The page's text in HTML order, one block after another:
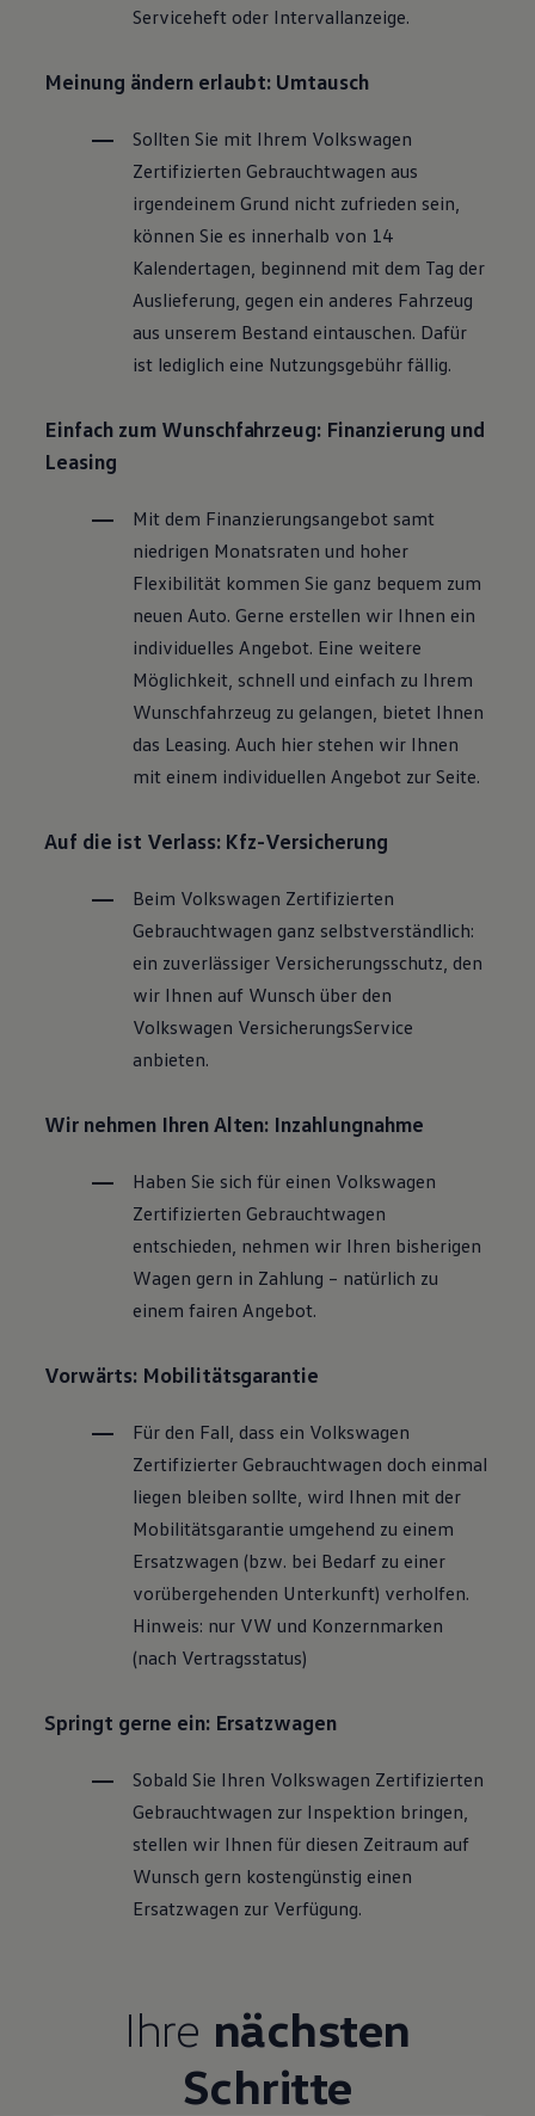
Magazin
Familie
Volkswagen R
Pannen- und Unfallhilfe
Volkswagen Kundenbetreuung
Serviceheft oder Intervallanzeige.
Meinung ändern erlaubt: Umtausch
Sollten Sie mit Ihrem Volkswagen
Zertifizierten Gebrauchtwagen aus
irgendeinem Grund nicht zufrieden sein,
können Sie es innerhalb von 14
Kalendertagen, beginnend mit dem Tag der
Auslieferung, gegen ein anderes Fahrzeug
aus unserem Bestand eintauschen. Dafür
ist lediglich eine Nutzungsgebühr fällig.
Einfach zum Wunschfahrzeug: Finanzierung und
Leasing
Mit dem Finanzierungsangebot samt
niedrigen Monatsraten und hoher
Flexibilität kommen Sie ganz bequem zum
neuen Auto. Gerne erstellen wir Ihnen ein
individuelles Angebot. Eine weitere
Möglichkeit, schnell und einfach zu Ihrem
Wunschfahrzeug zu gelangen, bietet Ihnen
das Leasing. Auch hier stehen wir Ihnen
mit einem individuellen Angebot zur Seite.
Auf die ist Verlass: Kfz-Versicherung
Beim Volkswagen Zertifizierten
Gebrauchtwagen ganz selbstverständlich:
ein zuverlässiger Versicherungsschutz, den
wir Ihnen auf Wunsch über den
Volkswagen VersicherungsService
anbieten.
Wir nehmen Ihren Alten: Inzahlungnahme
Haben Sie sich für einen Volkswagen
Zertifizierten Gebrauchtwagen
entschieden, nehmen wir Ihren bisherigen
Wagen gern in Zahlung – natürlich zu
einem fairen Angebot.
Vorwärts: Mobilitätsgarantie
Für den Fall, dass ein Volkswagen
Zertifizierter Gebrauchtwagen doch einmal
liegen bleiben sollte, wird Ihnen mit der
Mobilitätsgarantie umgehend zu einem
Ersatzwagen (bzw. bei Bedarf zu einer
vorübergehenden Unterkunft) verholfen.
Hinweis: nur VW und Konzernmarken
(nach Vertragsstatus)
Springt gerne ein: Ersatzwagen
Sobald Sie Ihren Volkswagen Zertifizierten
Gebrauchtwagen zur Inspektion bringen,
stellen wir Ihnen für diesen Zeitraum auf
Wunsch gern kostengünstig einen
Ersatzwagen zur Verfügung.
Ihre nächsten
Schritte